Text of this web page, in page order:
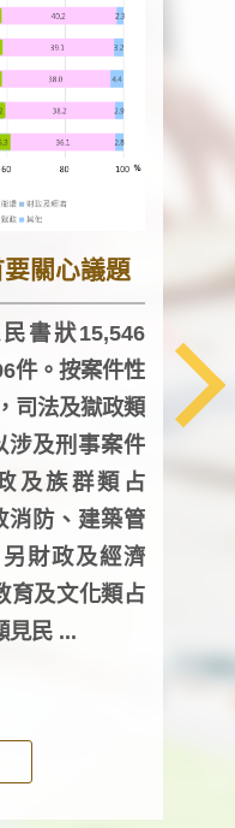
關心議題
書狀15,546
件。按案件性
司法及獄政類
涉及刑事案件
及族群類占
消防、建築管
財政及經濟
育及文化類占
見民 ...
監
均每
人